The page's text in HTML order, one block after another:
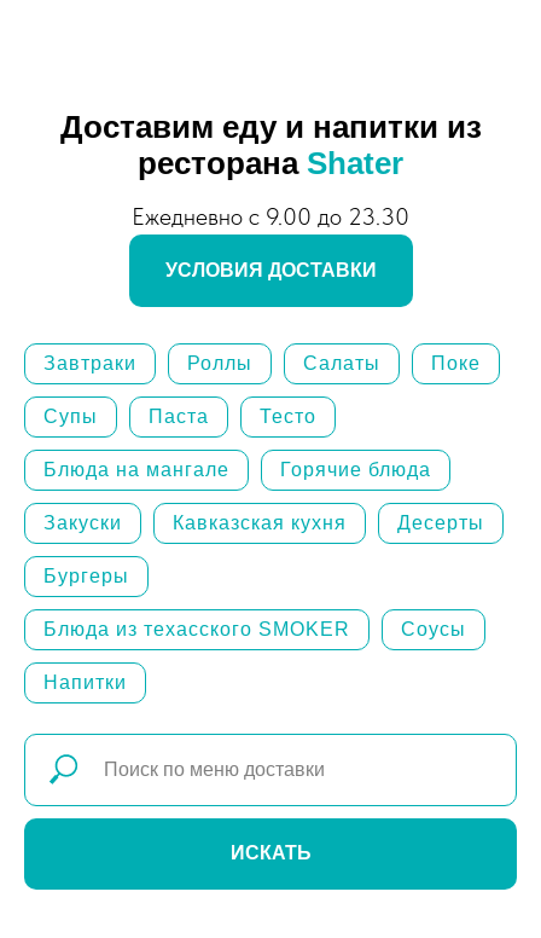
Доставим еду и напитки из
ресторана Shater
Ежедневно с 9.00 до 23.30
УСЛОВИЯ ДОСТАВКИ
Завтраки Роллы Салаты Поке
Супы Паста Тесто
Блюда на мангале Горячие блюда
Закуски Кавказская кухня Десерты
Бургеры
Блюда из техасского SMOKER Соусы
Напитки
ИСКАТЬ